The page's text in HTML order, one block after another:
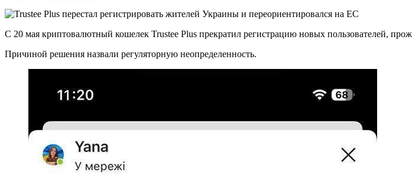
С 20 мая криптовалютный кошелек Trustee Plus прекратил регистрацию новых пользователей,
Причиной решения назвали регуляторную неопределенность.